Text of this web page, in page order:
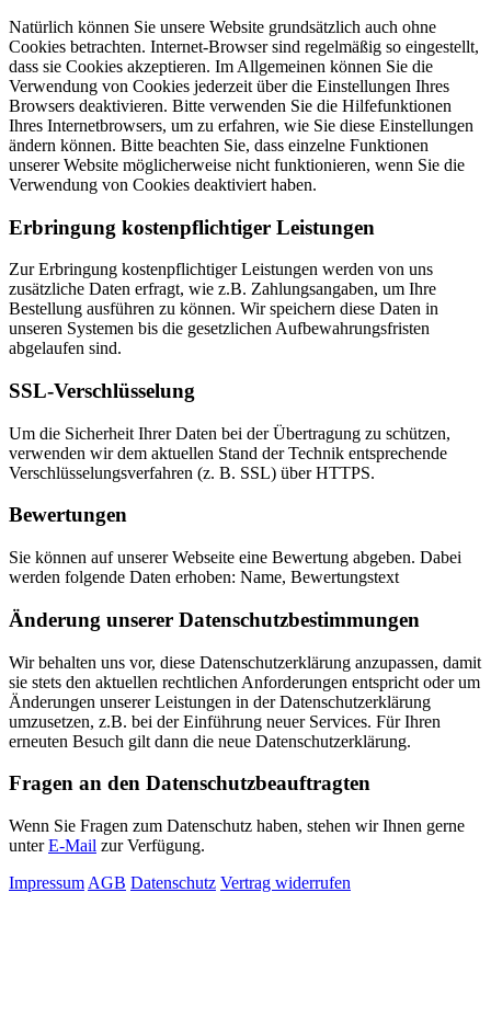
Natürlich können Sie unsere Website grundsätzlich auch ohne
Cookies betrachten. Internet-Browser sind regelmäßig so eingestellt,
dass sie Cookies akzeptieren. Im Allgemeinen können Sie die
Verwendung von Cookies jederzeit über die Einstellungen Ihres
Browsers deaktivieren. Bitte verwenden Sie die Hilfefunktionen
Ihres Internetbrowsers, um zu erfahren, wie Sie diese Einstellungen
ändern können. Bitte beachten Sie, dass einzelne Funktionen
unserer Website möglicherweise nicht funktionieren, wenn Sie die
Verwendung von Cookies deaktiviert haben.
Erbringung kostenpflichtiger Leistungen
Zur Erbringung kostenpflichtiger Leistungen werden von uns
zusätzliche Daten erfragt, wie z.B. Zahlungsangaben, um Ihre
Bestellung ausführen zu können. Wir speichern diese Daten in
unseren Systemen bis die gesetzlichen Aufbewahrungsfristen
abgelaufen sind.
SSL-Verschlüsselung
Um die Sicherheit Ihrer Daten bei der Übertragung zu schützen,
verwenden wir dem aktuellen Stand der Technik entsprechende
Verschlüsselungsverfahren (z. B. SSL) über HTTPS.
Bewertungen
Sie können auf unserer Webseite eine Bewertung abgeben. Dabei
werden folgende Daten erhoben: Name, Bewertungstext
Änderung unserer Datenschutzbestimmungen
Wir behalten uns vor, diese Datenschutzerklärung anzupassen, damit
sie stets den aktuellen rechtlichen Anforderungen entspricht oder um
Änderungen unserer Leistungen in der Datenschutzerklärung
umzusetzen, z.B. bei der Einführung neuer Services. Für Ihren
erneuten Besuch gilt dann die neue Datenschutzerklärung.
Fragen an den Datenschutzbeauftragten
Wenn Sie Fragen zum Datenschutz haben, stehen wir Ihnen gerne
unterE-Mail zur Verfügung.
Impressum AGB Datenschutz Vertrag widerrufen